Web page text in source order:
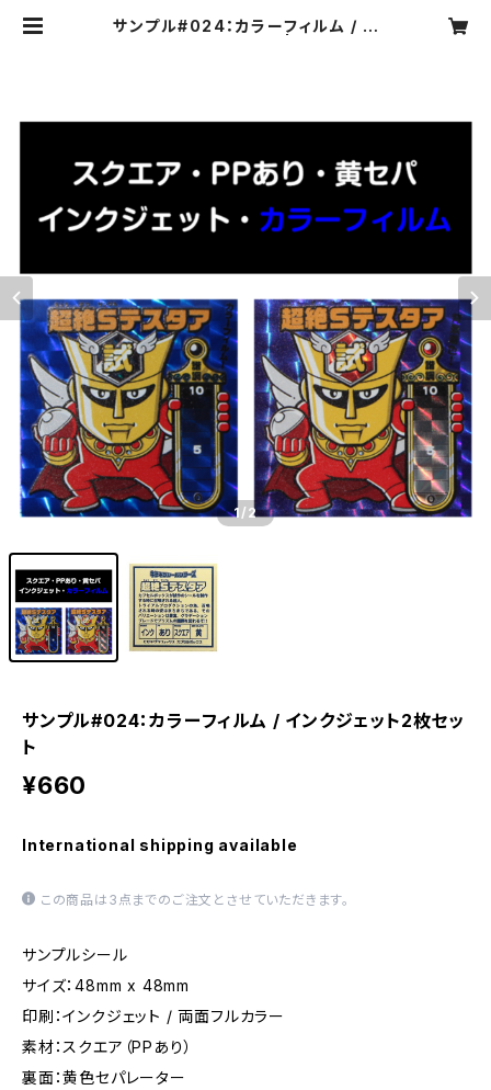
サンプル#024：カラーフィルム / イ
1 /2
サンプル#024：カラーフィルム / インクジェット2枚セッ
ト
¥660
International shipping available
この商品は3点までのご注文とさせていただきます。
サンプルシール
サイズ：48mm x 48mm
印刷：インクジェット / 両面フルカラー
素材：スクエア（PPあり）
裏面：黄色セパレーター